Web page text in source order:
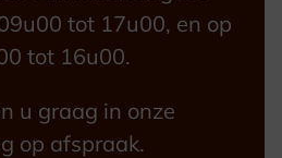
tot 17u00, en op
tot 16u00.
u graag in onze
op afspraak.